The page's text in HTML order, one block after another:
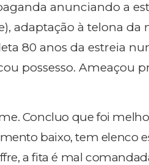
anunciando a
adaptação à telona da
80 anos da estreia
possesso. Ameaçou
Concluo que foi
baixo, tem elenco
a fita é mal